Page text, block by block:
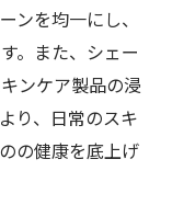
ンを均一にし、
。また、シェー
ンケア製品の浸
り、日常のスキ
の健康を底上げ